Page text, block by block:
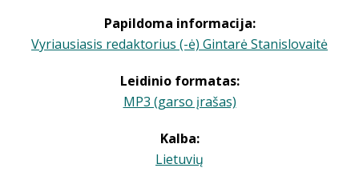
Papildoma informacija:
Vyriausiasis redaktorius (-ė) Gintarė Stanislovaitė
Leidinio formatas:
MP3 (garso įrašas)
Kalba:
Lietuvių